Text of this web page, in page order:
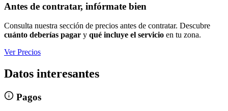
Antes de contratar, infórmate bien
Consulta nuestra sección de precios antes de contratar. Descubre
cuánto deberías pagar y qué incluye el servicio en tu zona.
Ver Precios
Datos interesantes
Pagos